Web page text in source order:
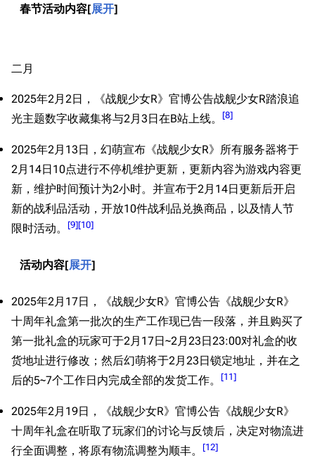
展开
春节活动内容
二月
2025年2月2日，《战舰少女R》官博公告战舰少女R踏浪追
光主题数字收藏集将与2月3日在B站上线。
[8]
2025年2月13日，幻萌宣布《战舰少女R》所有服务器将于
2月14日10点进行不停机维护更新，更新内容为游戏内容更
新，维护时间预计为2小时。并宣布于2月14日更新后开启
新的战利品活动，开放10件战利品兑换商品，以及情人节
限时活动。
[9][10]
展开
活动内容
2025年2月17日，《战舰少女R》官博公告《战舰少女R》
十周年礼盒第一批次的生产工作现已告一段落，并且购买了
第一批礼盒的玩家可于2月17日~2月23日23:00对礼盒的收
货地址进行修改；然后幻萌将于2月23日锁定地址，并在之
后的5~7个工作日内完成全部的发货工作。
[11]
2025年2月19日，《战舰少女R》官博公告《战舰少女R》
十周年礼盒在听取了玩家们的讨论与反馈后，决定对物流进
行全面调整，将原有物流调整为顺丰。
[12]